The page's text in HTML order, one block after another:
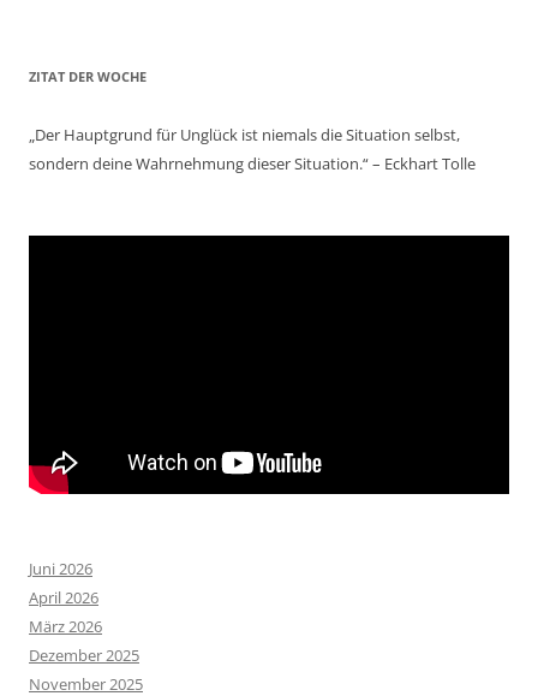
ZITAT DER WOCHE
„Der Hauptgrund für Unglück ist niemals die Situation selbst,
sondern deine Wahrnehmung dieser Situation.“ – Eckhart Tolle
Juni 2026
April 2026
März 2026
Dezember 2025
November 2025